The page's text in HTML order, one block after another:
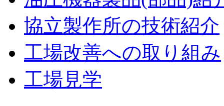
協立製作所の技術紹介
工場改善への取り組み
工場見学